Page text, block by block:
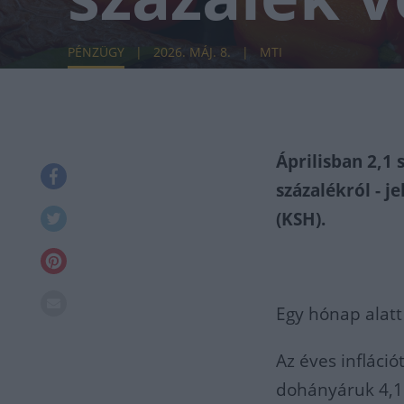
PÉNZÜGY 2026. MÁJ. 8. MTI
Áprilisban 2,1
százalékról -
(KSH).
Egy hónap
Az éves
dohányáruk